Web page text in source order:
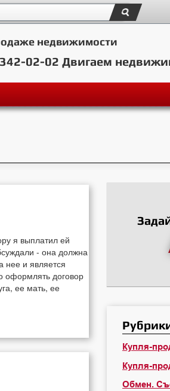
недвижимости
02-02 Двигаем
я выплатил ей
- она должна
нее и является
оформлять договор
ее мать, ее
Купля-
Купля-
Обмен.